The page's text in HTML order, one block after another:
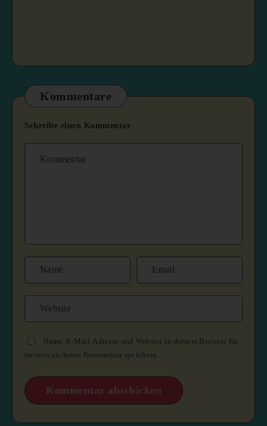
Kommentare
Schreibe einen Kommentar
Name, E-Mail-Adresse und Website in diesem Browser für
meinen nächsten Kommentar speichern.